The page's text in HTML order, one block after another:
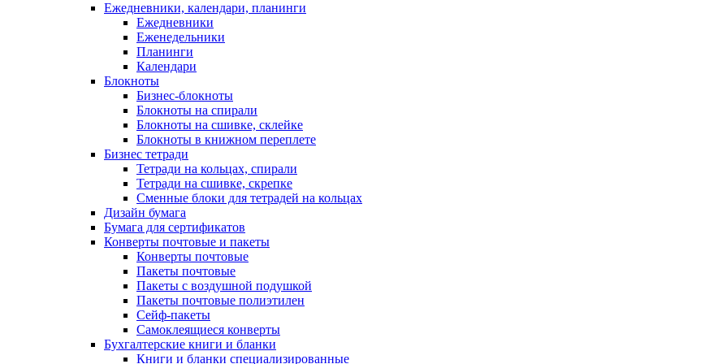
Ежедневники, календари, планинги
Ежедневники
Еженедельники
Планинги
Календари
Блокноты
Бизнес-блокноты
Блокноты на спирали
Блокноты на сшивке, склейке
Блокноты в книжном переплете
Бизнес тетради
Тетради на кольцах, спирали
Тетради на сшивке, скрепке
Сменные блоки для тетрадей на кольцах
Дизайн бумага
Бумага для сертификатов
Конверты почтовые и пакеты
Конверты почтовые
Пакеты почтовые
Пакеты с воздушной подушкой
Пакеты почтовые полиэтилен
Сейф-пакеты
Самоклеящиеся конверты
Бухгалтерские книги и бланки
Книги и бланки специализированные